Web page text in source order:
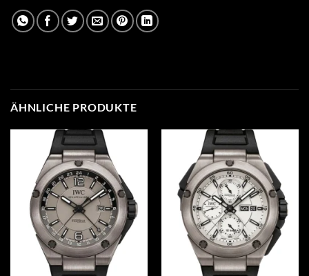
ÄHNLICHE PRODUKTE